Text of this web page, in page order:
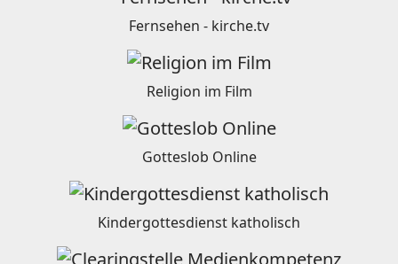
Fernsehen - kirche.tv
Religion im Film
Gotteslob Online
Kindergottesdienst katholisch